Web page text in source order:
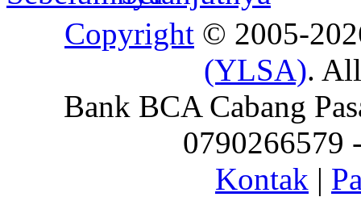
Copyright © 2005-
(YLSA).
Bank BCA Cabang
0790266579
Kontak |